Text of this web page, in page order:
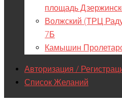
площадь
Волжский (ТРЦ
7Б
Камышин
Авторизация /
Список Желаний